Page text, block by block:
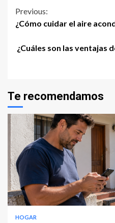
Continue
Reading
Previous:
¿Cómo cuidar el aire
¿Cuáles son las ventajas
Te recomendamos
HOGAR